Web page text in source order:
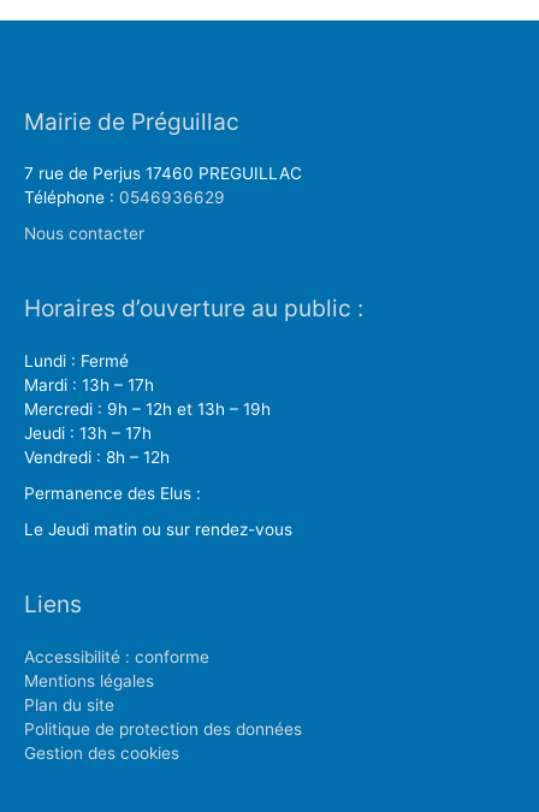
Mairie de Préguillac
7 rue de Perjus 17460 PREGUILLAC
Téléphone : 0546936629
Nous contacter
Horaires d’ouverture au public :
Lundi : Fermé
Mardi : 13h – 17h
Mercredi : 9h – 12h et 13h – 19h
Jeudi : 13h – 17h
Vendredi : 8h – 12h
Permanence des Elus :
Le Jeudi matin ou sur rendez-vous
Liens
Accessibilité : conforme
Mentions légales
Plan du site
Politique de protection des données
Gestion des cookies